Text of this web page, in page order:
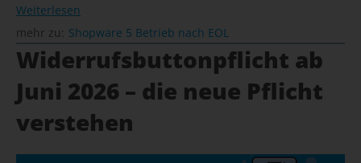
Weiterlesen
mehr zu: Shopware 5 Betrieb nach EOL
Widerrufsbuttonpflicht ab
Juni 2026 – die neue Pflicht
verstehen